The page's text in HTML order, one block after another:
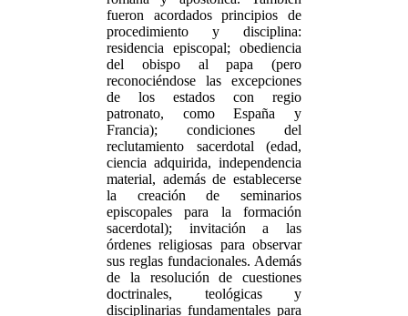
fueron acordados principios de
procedimiento y disciplina:
residencia episcopal; obediencia
del obispo al papa (pero
reconociéndose las excepciones
de los estados con regio
patronato, como España y
Francia); condiciones del
reclutamiento sacerdotal (edad,
ciencia adquirida, independencia
material, además de establecerse
la creación de seminarios
episcopales para la formación
sacerdotal); invitación a las
órdenes religiosas para observar
sus reglas fundacionales. Además
de la resolución de cuestiones
doctrinales, teológicas y
disciplinarias fundamentales para